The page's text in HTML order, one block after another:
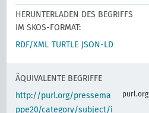
HERUNTERLADEN DES BEGRIFFS
IM SKOS-FORMAT:
RDF/XML TURTLE JSON-LD
ÄQUIVALENTE BEGRIFFE
http://purl.org/pressema
ppe20/category/subject/i
purl.org